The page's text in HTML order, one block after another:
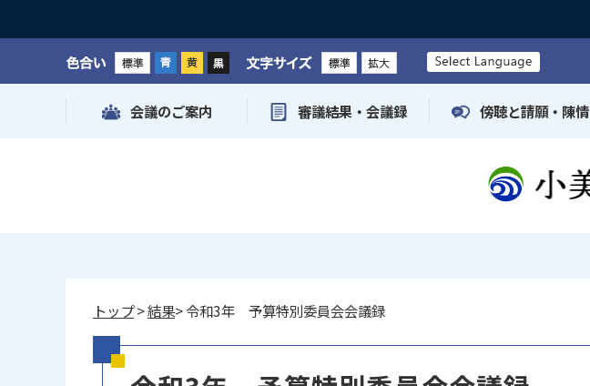
色合い 文字サイズ
会議のご案内 審議結果・会議録 傍聴と請願・陳情
トップ>結果> 令和3年 予算特別委員会会議録